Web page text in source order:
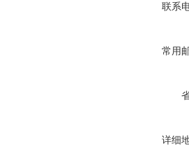
联系
常用
详细